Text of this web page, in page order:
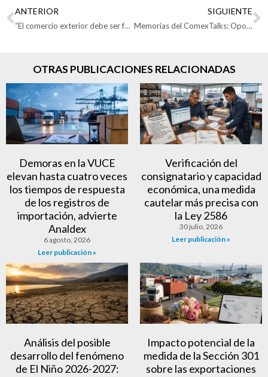
ANTERIOR
“El comercio exterior debe ser fácil y no tan costoso”: Analdex
SIGUIENTE
Memorias del ComexTalks: Oportunidades y realidades de reactivación de Colombia mediante la exportación de agroalimentos
OTRAS PUBLICACIONES RELACIONADAS
Demoras en la VUCE
elevan hasta cuatro veces
los tiempos de respuesta
de los registros de
importación, advierte
Analdex
6 agosto, 2026
Leer publicación »
Verificación del
consignatario y capacidad
económica, una medida
cautelar más precisa con
la Ley 2586
30 julio, 2026
Leer publicación »
Análisis del posible
desarrollo del fenómeno
de El Niño 2026-2027:
Impacto potencial de la
medida de la Sección 301
sobre las exportaciones